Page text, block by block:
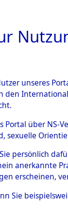
HOME
0001
unseres
den
Portal über
sexuelle
persönlich
anerkannte
erscheinen,
Sie